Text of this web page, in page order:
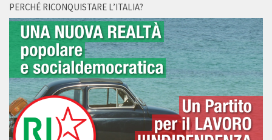
PERCHÉ RICONQUISTARE L’ITALIA?